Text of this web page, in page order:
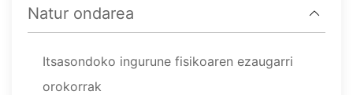
Natur ondarea
Itsasondoko ingurune fisikoaren ezaugarri
orokorrak